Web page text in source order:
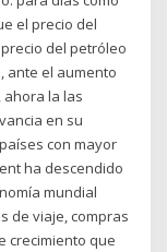
el precio del
del petróleo
ante el aumento
ahora la las
en su
con mayor
ha descendido
mundial
de viaje, compras
crecimiento que